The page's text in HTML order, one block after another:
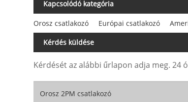
Kapcsolódó kategória
Orosz csatlakozó Európai csatlakozó
Kérdés küldése
Kérdését az alábbi űrlapon adja meg. 24